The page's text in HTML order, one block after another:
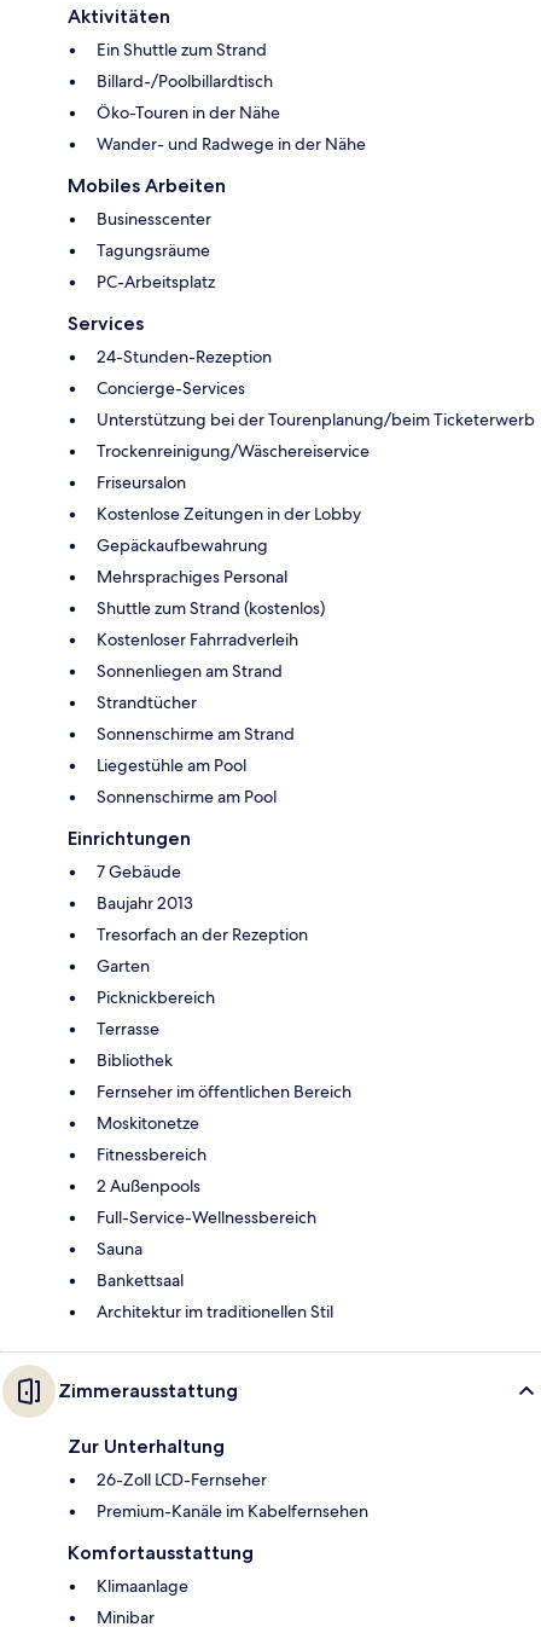
Aktivitäten
Ein Shuttle zum Strand
Billard-/Poolbillardtisch
Öko-Touren in der Nähe
Wander- und Radwege in der Nähe
Mobiles Arbeiten
Businesscenter
Tagungsräume
PC-Arbeitsplatz
Services
24-Stunden-Rezeption
Concierge-Services
Unterstützung bei der Tourenplanung/beim Ticketerwerb
Trockenreinigung/Wäschereiservice
Friseursalon
Kostenlose Zeitungen in der Lobby
Gepäckaufbewahrung
Mehrsprachiges Personal
Shuttle zum Strand (kostenlos)
Kostenloser Fahrradverleih
Sonnenliegen am Strand
Strandtücher
Sonnenschirme am Strand
Liegestühle am Pool
Sonnenschirme am Pool
Einrichtungen
7 Gebäude
Baujahr 2013
Tresorfach an der Rezeption
Garten
Picknickbereich
Terrasse
Bibliothek
Fernseher im öffentlichen Bereich
Moskitonetze
Fitnessbereich
2 Außenpools
Full-Service-Wellnessbereich
Sauna
Bankettsaal
Architektur im traditionellen Stil
Zimmerausstattung
Zur Unterhaltung
26-Zoll LCD-Fernseher
Premium-Kanäle im Kabelfernsehen
Komfortausstattung
Klimaanlage
Minibar